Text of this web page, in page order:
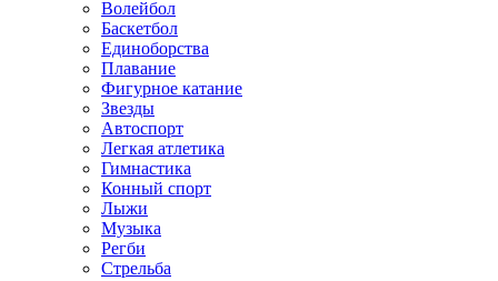
Волейбол
Баскетбол
Единоборства
Плавание
Фигурное катание
Звезды
Автоспорт
Легкая атлетика
Гимнастика
Конный спорт
Лыжи
Музыка
Регби
Стрельба